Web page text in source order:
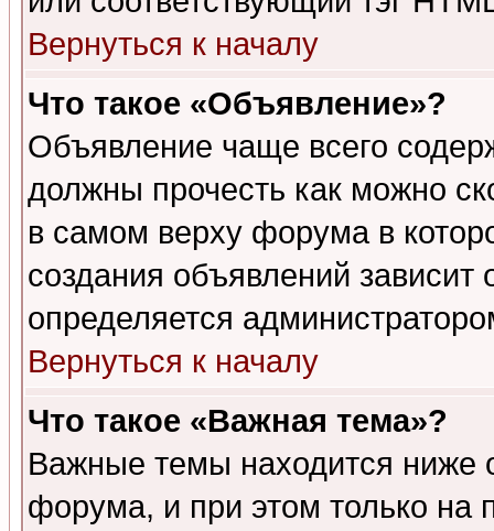
Вернуться к началу
Что такое «Объявление»?
Объявление чаще всего
должны прочесть как можно
в самом верху форума в
создания объявлений зависит
определяется
Вернуться к началу
Что такое «Важная тема»?
Важные темы находится ниже
форума, и при этом только на